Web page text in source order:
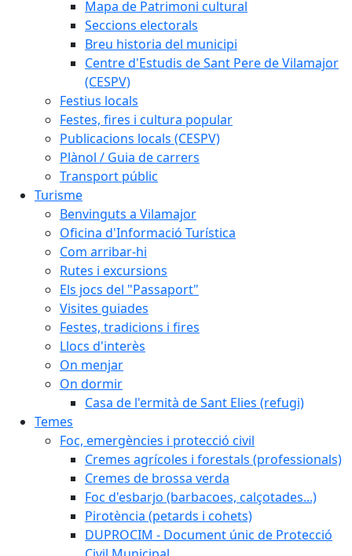
Mapa de Patrimoni cultural
Seccions electorals
Breu historia del municipi
Centre d'Estudis de Sant Pere de Vilamajor
(CESPV)
Festius locals
Festes, fires i cultura popular
Publicacions locals (CESPV)
Plànol / Guia de carrers
Transport públic
Turisme
Benvinguts a Vilamajor
Oficina d'Informació Turística
Com arribar-hi
Rutes i excursions
Els jocs del "Passaport"
Visites guiades
Festes, tradicions i fires
Llocs d'interès
On menjar
On dormir
Casa de l'ermità de Sant Elies (refugi)
Temes
Foc, emergències i protecció civil
Cremes agrícoles i forestals (professionals)
Cremes de brossa verda
Foc d'esbarjo (barbacoes, calçotades...)
Pirotència (petards i cohets)
DUPROCIM - Document únic de Protecció